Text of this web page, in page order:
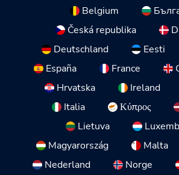
Belgium
Česká republika
Deutschland
Eesti
España
France
Hrvatska
Ireland
Italia
Κύπρος
Lietuva
Magyarország
Malta
Nederland
Norge